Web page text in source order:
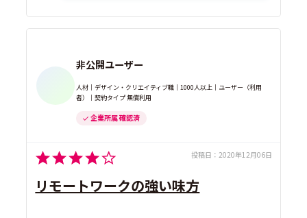
非公開ユーザー
人材｜デザイン・クリエイティブ職｜1000人以上｜ユーザー（利用
者）｜契約タイプ 無償利用
企業所属 確認済
投稿日： 2020年12月06日
リモートワークの強い味方